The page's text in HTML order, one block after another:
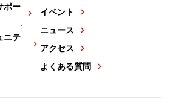
ポー
ニテ
イベント
ニュース
アクセス
よくある質問